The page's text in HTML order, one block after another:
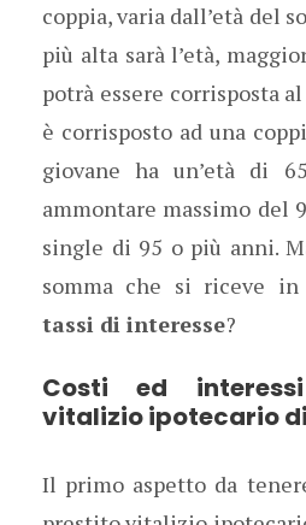
coppia, varia dall’età del
più alta sarà l’età,
potrà essere corrisposta
è corrisposto ad una
giovane ha un’età di
ammontare massimo del
single di 95 o più anni.
somma che si riceve in
tassi di interesse?
Costi ed
vitalizio ipotecario
Il primo aspetto da